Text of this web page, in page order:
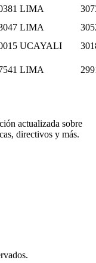
LIMA
LIMA
UCAYALI
LIMA
actualizada sobre
directivos y más.